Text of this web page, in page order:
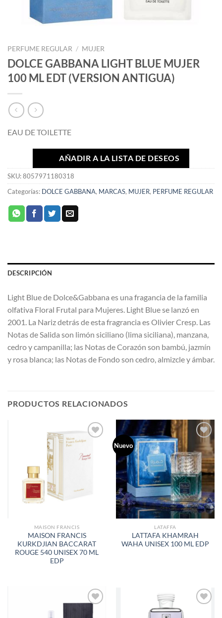
PERFUME REGULAR / MUJER
DOLCE GABBANA LIGHT BLUE MUJER
100 ML EDT (VERSION ANTIGUA)
EAU DE TOILETTE
AÑADIR A LA LISTA DE DESEOS
SKU:8057971180318
Categorías: DOLCE GABBANA, MARCAS, MUJER, PERFUME REGULAR
DESCRIPCIÓN
Light Blue de Dolce&Gabbana es una fragancia de la familia
olfativa Floral Frutal para Mujeres. Light Blue se lanzó en
2001. La Nariz detrás de esta fragrancia es Olivier Cresp. Las
Notas de Salida son limón siciliano (lima siciliana), manzana,
cedro y campanilla; las Notas de Corazón son bambú, jazmín
y rosa blanca; las Notas de Fondo son cedro, almizcle y ámbar.
PRODUCTOS RELACIONADOS
A LA
MAISON FRANCIS
MAISON FRANCIS
KURKDJIAN BACCARAT
ROUGE 540 UNISEX 70 ML
EDP
Nuevo
AÑADIR
A LA
LISTA
DE
DESEOS
LATAFFA
LATTAFA KHAMRAH
WAHA UNISEX 100 ML EDP
AÑADIR
AÑADIR